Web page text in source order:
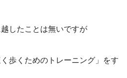
したことは無いですが
歩くためのトレーニング」をす